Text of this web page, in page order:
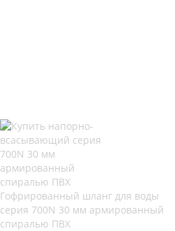
Гофрированный шланг для воды
серия 700N 30 мм армированный
спиралью ПВХ